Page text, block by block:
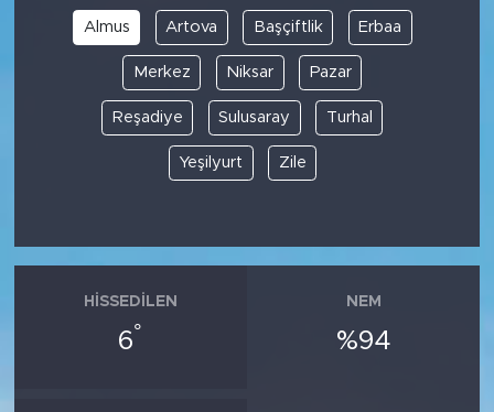
Almus Artova Başçiftlik Erbaa
Merkez Niksar Pazar
Reşadiye Sulusaray Turhal
Yeşilyurt Zile
HISSEDILEN
6°
NEM
%94